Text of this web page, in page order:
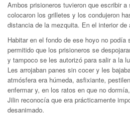
Ambos prisioneros tuvieron que escribir
colocaron los grilletes y los condujeron
distancia de la mezquita. En el interior de
Habitar en el fondo de ese hoyo no
permitido que los prisioneros se
y tampoco se les autorizó para salir a la
Les arrojaban panes sin cocer y les
atmósfera era húmeda, asfixiante,
enfermar y, en los ratos en que no
Jilin reconocía que era prácticamente
desanimado.